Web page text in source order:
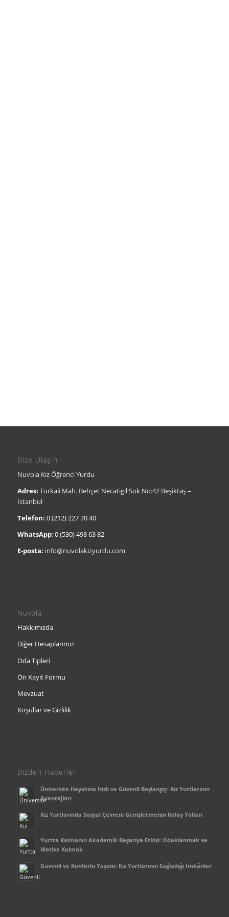
Bize Ulaşın
Nuvola Kız Öğrenci Yurdu
Adres: Türkali Mah. Behçet Necatigil Sok No:42 Beşiktaş –
İstanbul
Telefon: 0 (212) 227 70 40
WhatsApp:0 (530) 498 63 82
E-posta: info@nuvolakizyurdu.com
Nuvola
Hakkımızda
Diğer Hesaplarımız
Oda Tipleri
Ön Kayıt Formu
Mevzuat
Koşullar ve Gizlilik
Bizden Haberler
Üniversite Hayatına Hızlı ve Güvenli Başlangıç: Kız Yurtlarının
Avantajları
Kız Yurtlarında Sosyal Çevreni Genişletmenin Kolay Yolları
Yurtta Kalmanın Akademik Başarıya Etkisi: Odaklanmak ve
Motive Kalmak
Güvenli ve Konforlu Yaşam: Kız Yurtlarının Sağladığı İmkânlar